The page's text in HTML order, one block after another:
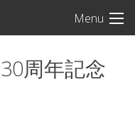
Menu
陸太田ライオン
周年記念